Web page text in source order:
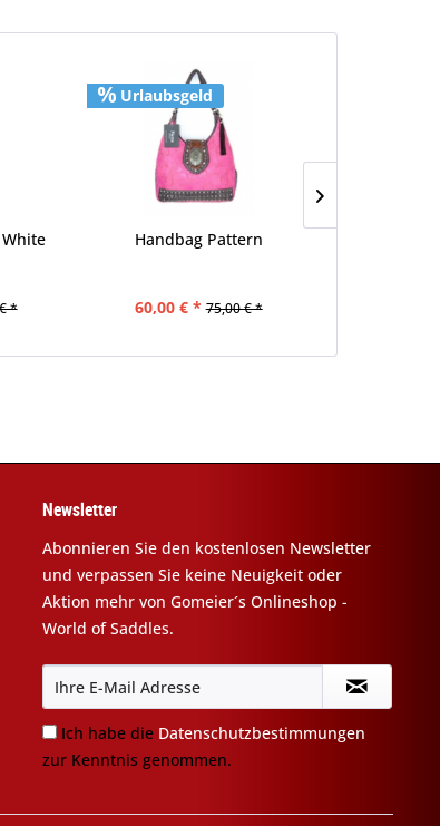
*
Urlaubsgeld
Handbag Pattern
60,00 € * 75,00 € *
Newsletter
Abonnieren Sie den kostenlosen Newsletter
und verpassen Sie keine Neuigkeit oder
Aktion mehr von Gomeier´s Onlineshop -
World of Saddles.
Ich habe die Datenschutzbestimmungen
zur Kenntnis genommen.